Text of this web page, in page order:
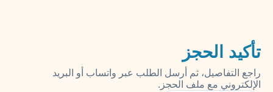
تأكيد الحجز
راجع التفاصيل، ثم أرسل الطلب عبر واتساب أو البريد
الإلكتروني مع ملف الحجز.